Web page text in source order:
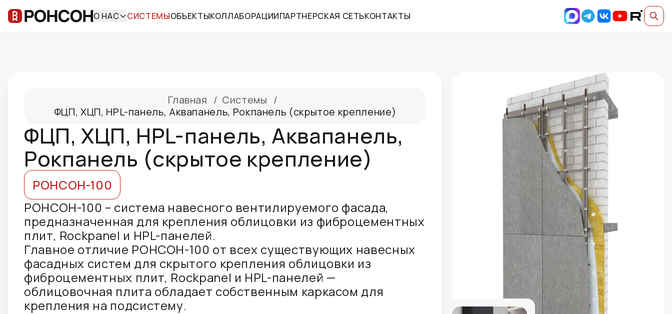
О НАС СИСТЕМЫОБЪЕКТЫКОЛЛАБОРАЦИИПАРТНЕРСКАЯ СЕТЬКОНТАКТЫ
Главная / Системы /
ФЦП, ХЦП, HPL-панель, Аквапанель, Рокпанель (скрытое крепление)
ФЦП, ХЦП, HPL-панель, Аквапанель,
Рокпанель (скрытое крепление)
РОНСОН-100
РОНСОН-100 – система навесного вентилируемого фасада,
предназначенная для крепления облицовки из фиброцементных
плит, Rockpanel и HPL-панелей.
Главное отличие РОНСОН-100 от всех существующих навесных
фасадных систем для скрытого крепления облицовки из
фиброцементных плит, Rockpanel и HPL-панелей —
облицовочная плита обладает собственным каркасом для
крепления на подсистему.